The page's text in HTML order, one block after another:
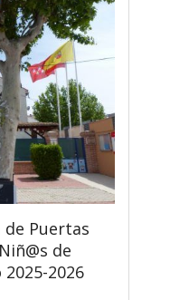
de Puertas
de
2026